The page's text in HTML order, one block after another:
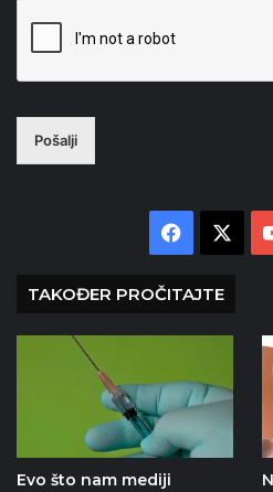
Pošalji
Facebook
TAKOĐER PROČITAJTE
Evo što nam mediji